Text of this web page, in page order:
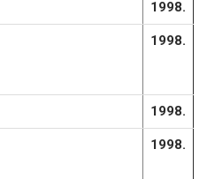
1998.
1998.
1998.
1998.